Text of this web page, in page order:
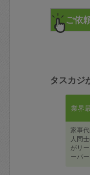
タスカジ
業界
家事
人同
がリ
ーパ